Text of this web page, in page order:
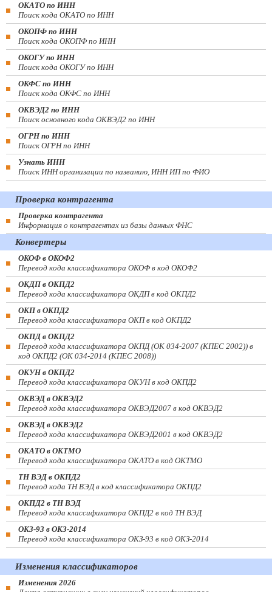
ОКАТО по ИНН
Поиск кода ОКАТО по ИНН
ОКОПФ по ИНН
Поиск кода ОКОПФ по ИНН
ОКОГУ по ИНН
Поиск кода ОКОГУ по ИНН
ОКФС по ИНН
Поиск кода ОКФС по ИНН
ОКВЭД2 по ИНН
Поиск основного кода ОКВЭД2 по ИНН
ОГРН по ИНН
Поиск ОГРН по ИНН
Узнать ИНН
Поиск ИНН организации по названию, ИНН ИП по ФИО
Проверка контрагента
Проверка контрагента
Информация о контрагентах из базы данных ФНС
Конвертеры
ОКОФ в ОКОФ2
Перевод кода классификатора ОКОФ в код ОКОФ2
ОКДП в ОКПД2
Перевод кода классификатора ОКДП в код ОКПД2
ОКП в ОКПД2
Перевод кода классификатора ОКП в код ОКПД2
ОКПД в ОКПД2
Перевод кода классификатора ОКПД (ОК 034-2007 (КПЕС 2002)) в
код ОКПД2 (ОК 034-2014 (КПЕС 2008))
ОКУН в ОКПД2
Перевод кода классификатора ОКУН в код ОКПД2
ОКВЭД в ОКВЭД2
Перевод кода классификатора ОКВЭД2007 в код ОКВЭД2
ОКВЭД в ОКВЭД2
Перевод кода классификатора ОКВЭД2001 в код ОКВЭД2
ОКАТО в ОКТМО
Перевод кода классификатора ОКАТО в код ОКТМО
ТН ВЭД в ОКПД2
Перевод кода ТН ВЭД в код классификатора ОКПД2
ОКПД2 в ТН ВЭД
Перевод кода классификатора ОКПД2 в код ТН ВЭД
ОКЗ-93 в ОКЗ-2014
Перевод кода классификатора ОКЗ-93 в код ОКЗ-2014
Изменения классификаторов
Изменения 2026